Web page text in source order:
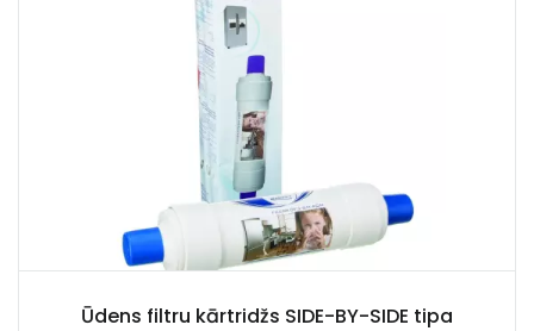
Ūdens filtru kārtridžs SIDE-BY-SIDE tipa